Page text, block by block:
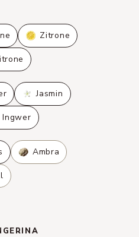
Zitrone
Jasmin
Ingwer
Ambra